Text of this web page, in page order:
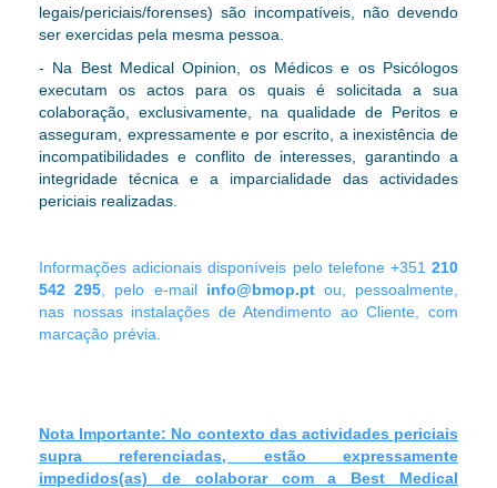
legais/periciais/forenses) são incompatíveis, não devendo
ser exercidas pela mesma pessoa.
- Na Best Medical Opinion, os Médicos e os Psicólogos
executam os actos para os quais é solicitada a sua
colaboração, exclusivamente, na qualidade de Peritos e
asseguram, expressamente e por escrito, a inexistência de
incompatibilidades e conflito de interesses, garantindo a
integridade técnica e a imparcialidade das actividades
periciais realizadas.
Informações adicionais disponíveis pelo telefone +351 210
542 295 , pelo e-mail info@bmop.ptou, pessoalmente,
nas nossas instalações de Atendimento ao Cliente, com
marcação prévia.
Nota Importante: No contexto das actividades periciais
supra referenciadas, estão expressamente
impedidos(as) de colaborar com a Best Medical